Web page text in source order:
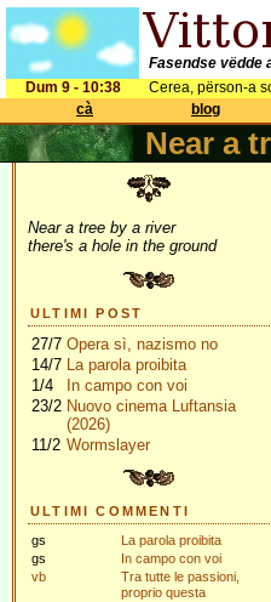
Fasendse vëdde
Dum 9 - 10:38
Cerea, përson-a
cà
blog
Near a
Near a tree by a river
there's a hole in the ground
ULTIMI POST
27/7 Opera sì, nazismo no
14/7 La parola proibita
1/4
In campo con voi
23/2 Nuovo cinema Luftansia
(2026)
11/2 Wormslayer
ULTIMI COMMENTI
gs
La parola proibita
gs
In campo con voi
vb
Tra tutte le passioni,
proprio questa